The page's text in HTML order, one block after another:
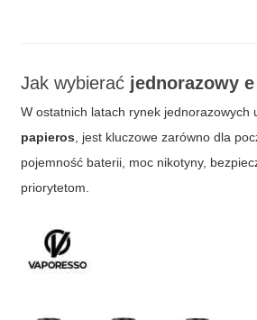
Jak wybierać jednorazowy
W ostatnich latach rynek jednorazowych
papieros , jest kluczowe zarówno dla
pojemność baterii, moc nikotyny,
priorytetom.